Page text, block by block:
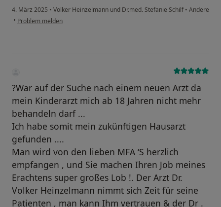
4. März 2025 • Volker Heinzelmann und Dr.med. Stefanie Schilf• Andere
• Problem melden
?War auf der Suche nach einem neuen Arzt da
mein Kinderarzt mich ab 18 Jahren nicht mehr
behandeln darf ...
Ich habe somit mein zukünftigen Hausarzt
gefunden ....
Man wird von den lieben MFA ‘S herzlich
empfangen , und Sie machen Ihren Job meines
Erachtens super großes Lob !. Der Arzt Dr.
Volker Heinzelmann nimmt sich Zeit für seine
Patienten , man kann Ihm vertrauen & der Dr .